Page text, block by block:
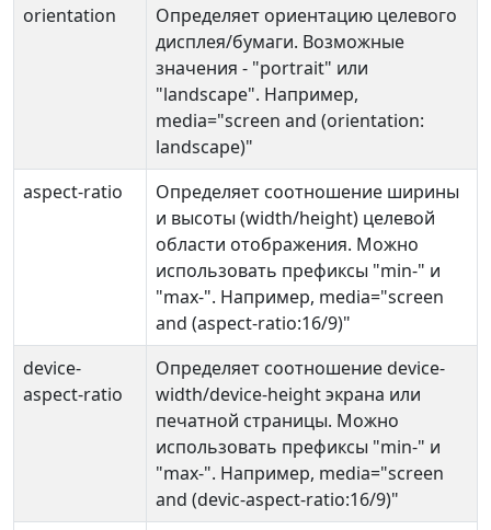
orientation
Определяет ориентацию целевого
дисплея/бумаги. Возможные
значения - "portrait" или
"landscape". Например,
media="screen and (orientation:
landscape)"
aspect-ratio
Определяет соотношение ширины
и высоты (width/height) целевой
области отображения. Можно
использовать префиксы "min-" и
"max-". Например, media="screen
and (aspect-ratio:16/9)"
device-
aspect-ratio
Определяет соотношение device-
width/device-height экрана или
печатной страницы. Можно
использовать префиксы "min-" и
"max-". Например, media="screen
and (devic-aspect-ratio:16/9)"